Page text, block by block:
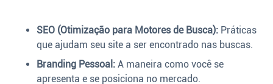
SEO (Otimização para Motores de Busca): Práticas
que ajudam seu site a ser encontrado nas buscas.
Branding Pessoal: A maneira como você se
apresenta e se posiciona no mercado.